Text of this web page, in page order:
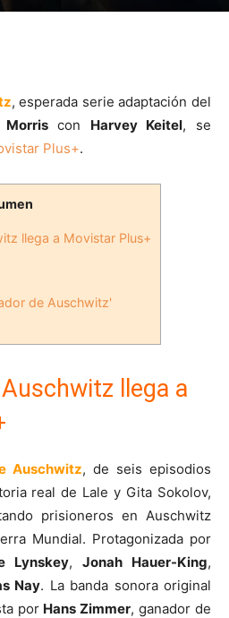
, esperada serie adaptación del
Morriscon Harvey Keitel, se
Plus+.
llega a Movistar Plus+
de Auschwitz'
llega a
Auschwitz, de seis episodios
real de Lale y Gita Sokolov,
prisioneros en Auschwitz
Mundial. Protagonizada por
Lynskey, Jonah Hauer-King,
Nay. La banda sonora original
por Hans Zimmer, ganador de